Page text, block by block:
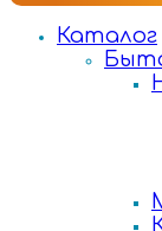
Каталог